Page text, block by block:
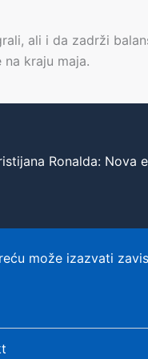
ali i da zadrži
kraju maja.
može izazvati